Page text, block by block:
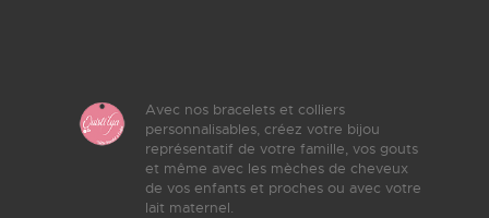
Avec nos bracelets et colliers
personnalisables, créez votre bijou
représentatif de votre famille, vos gouts
et même avec les mèches de cheveux
de vos enfants et proches ou avec votre
lait maternel.